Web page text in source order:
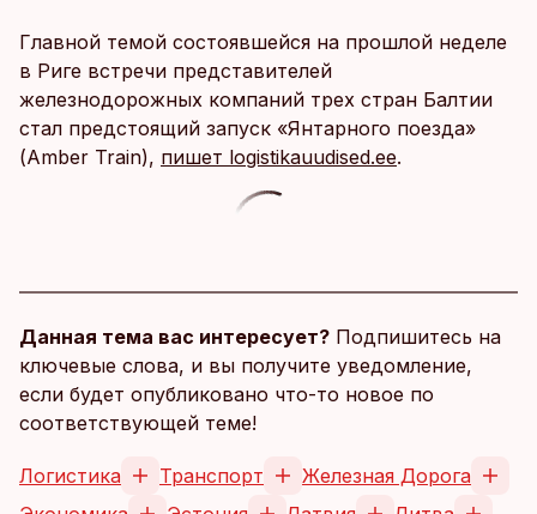
Главной темой состоявшейся на прошлой неделе
в Риге встречи представителей
железнодорожных компаний трех стран Балтии
стал предстоящий запуск «Янтарного поезда»
(Amber Train), пишет logistikauudised.ee.
Данная тема вас интересует? Подпишитесь на
ключевые слова, и вы получите уведомление,
если будет опубликовано что-то новое по
соответствующей теме!
Логистика Транспорт
Железная Дорога